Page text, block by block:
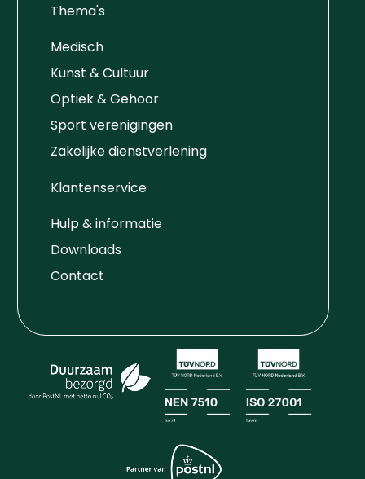
Thema's
Medisch
Kunst & Cultuur
Optiek & Gehoor
Sport verenigingen
Zakelijke dienstverlening
Klantenservice
Hulp & informatie
Downloads
Contact